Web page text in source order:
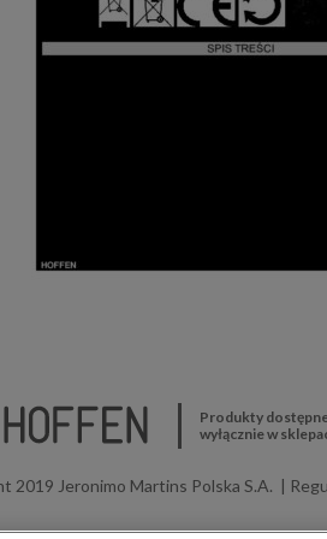
Produkty
wyłącznie w
2019 Jeronimo Martins Polska S.A.